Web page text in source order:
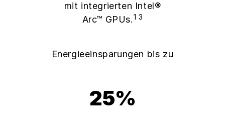
mit integrierten Intel®
Arc™ GPUs.1 3
Energieeinsparungen bis zu
25%